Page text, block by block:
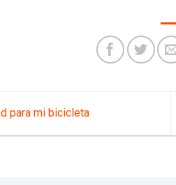
para mi bicicleta